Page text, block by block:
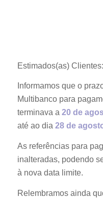
Estimados(as) Clientes:
Informamos que o
Multibanco para
terminava a 20 de
até ao dia 28 de
As referências para
inalteradas, podendo
à nova data limite.
Relembramos ainda